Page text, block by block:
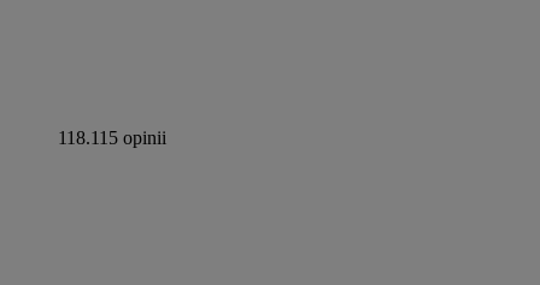
118.115 opinii